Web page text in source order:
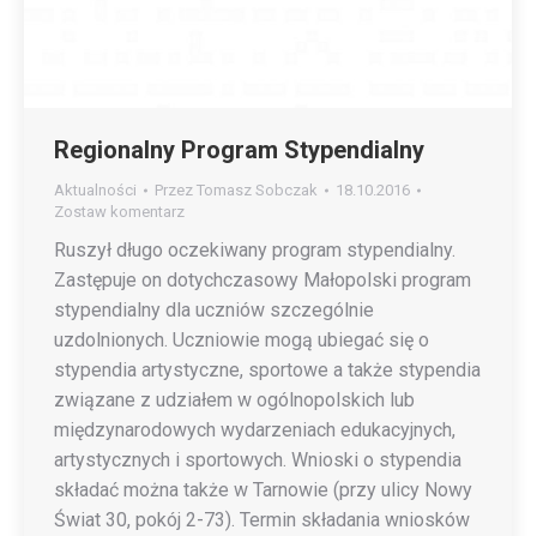
Regionalny Program Stypendialny
Aktualności Przez Tomasz Sobczak
18.10.2016
Zostaw komentarz
Ruszył długo oczekiwany program stypendialny.
Zastępuje on dotychczasowy Małopolski program
stypendialny dla uczniów szczególnie
uzdolnionych. Uczniowie mogą ubiegać się o
stypendia artystyczne, sportowe a także stypendia
związane z udziałem w ogólnopolskich lub
międzynarodowych wydarzeniach edukacyjnych,
artystycznych i sportowych. Wnioski o stypendia
składać można także w Tarnowie (przy ulicy Nowy
Świat 30, pokój 2-73). Termin składania wniosków